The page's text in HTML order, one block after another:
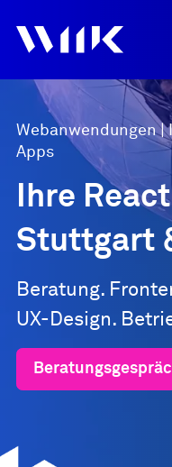
Webanwendungen
Apps
Ihre
Stuttgart
Beratung.
UX-Design.
Projekt anfragen